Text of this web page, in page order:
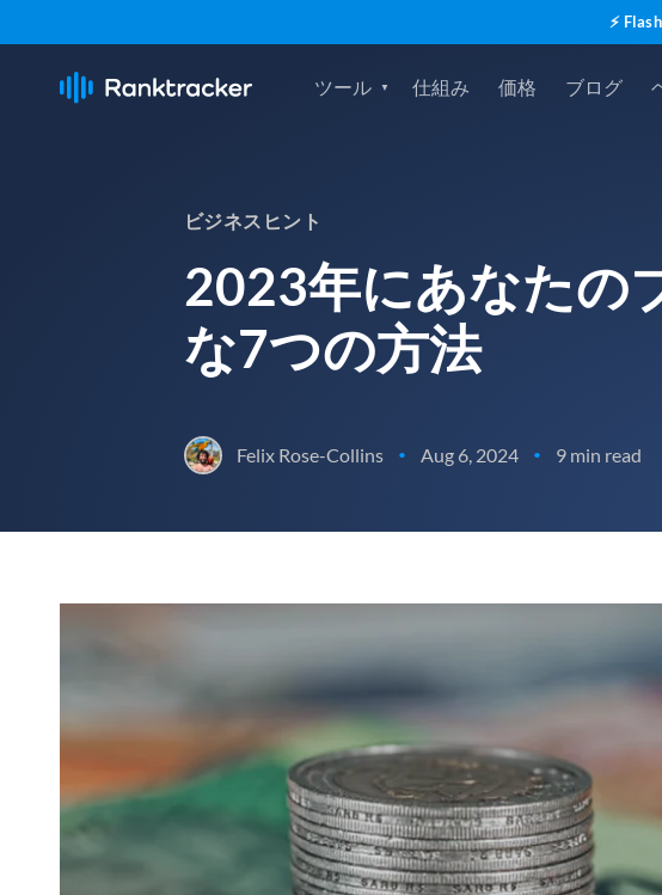
⚡
ツール 仕組み 価格 ブログ
ビジネスヒント
2023年にあなたの
な7つの方法
Felix Rose-Collins • Aug 6, 2024 • 9 min read